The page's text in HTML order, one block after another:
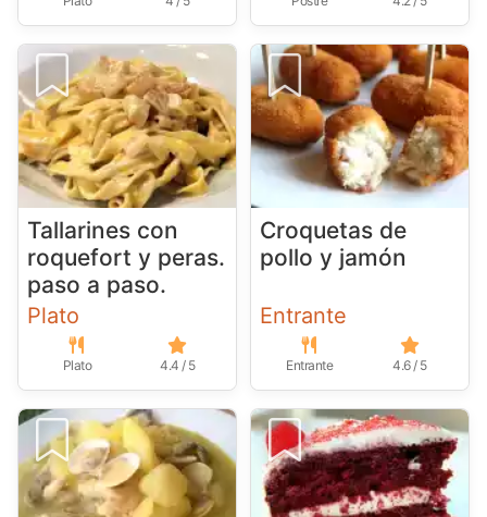
Tallarines con
roquefort y peras.
paso a paso.
Plato
Plato 4.4 / 5
Croquetas de
pollo y jamón
Entrante
Entrante 4.6 / 5